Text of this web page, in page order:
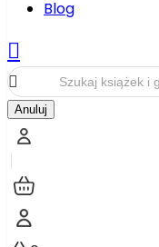
Blog


Anuluj